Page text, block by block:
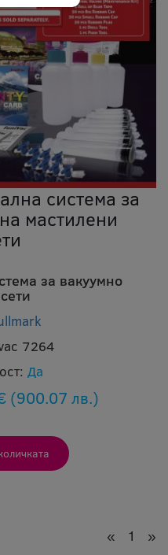
система за
мастилени
за вакуумно
7264
Да
(900.07 лв.)
« 1 »